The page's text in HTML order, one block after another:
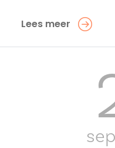
Lees meer